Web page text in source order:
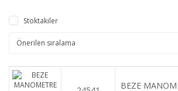
Stoktakiler
BEZE